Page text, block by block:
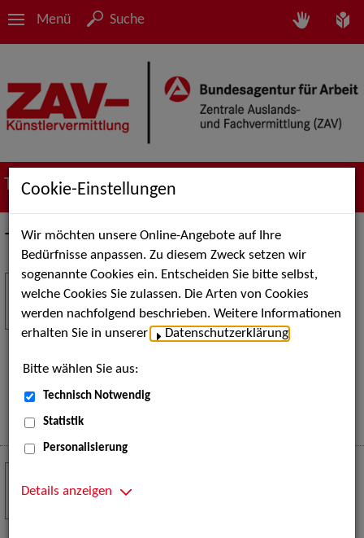
Menü Suche
Termine
Termine
Stuttgart Street Art
Kunst, Live-Acts und Aktionen für Kinder und
Familien. Die Stuttgart Street Art verwandelt den
eine große Open-Air-Bühne voller Akrobatik, Tanz,
Musik und beeindruckender Live-Performances.
Mehr
18
JUL
Serienfestival Weimar
NOV
Cookie-Einstellungen
Wir möchten unsere Online-Angebote auf Ihre
Bedürfnisse anpassen. Zu diesem Zweck setzen wir
sogenannte Cookies ein. Entscheiden Sie bitte selbst,
welche Cookies Sie zulassen. Die Arten von Cookies
werden nachfolgend beschrieben. Weitere Informationen
erhalten Sie in unserer
Datenschutzerklärung
Bitte wählen Sie aus:
Technisch Notwendig
Statistik
Personalisierung
Details anzeigen